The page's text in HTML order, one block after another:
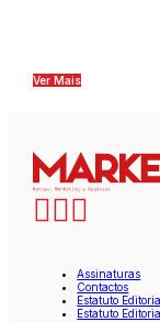
Ver Mais
Assinaturas
Contactos
Estatuto Editorial
Estatuto